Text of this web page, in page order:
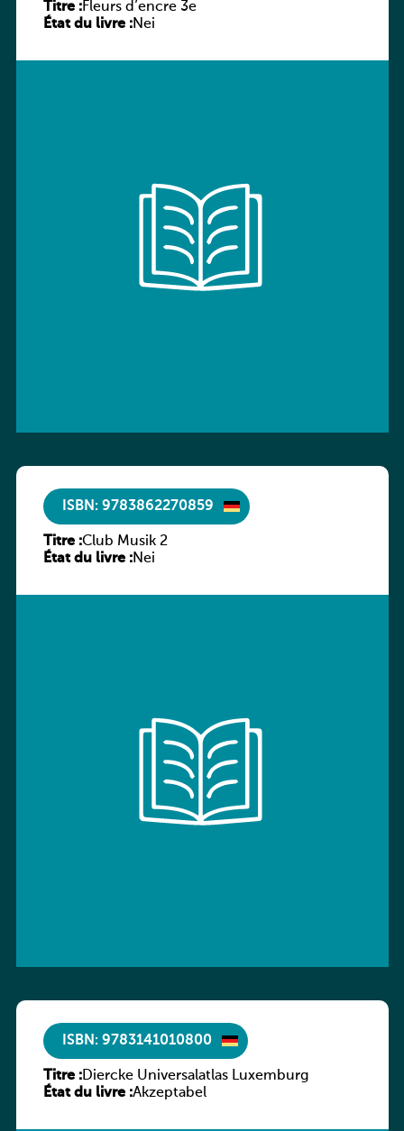
Titre :Fleurs d’encre 3e
État du livre :Nei
ISBN: 9783862270859
Titre :Club Musik 2
État du livre :Nei
ISBN: 9783141010800
Titre :Diercke Universalatlas Luxemburg
État du livre :Akzeptabel